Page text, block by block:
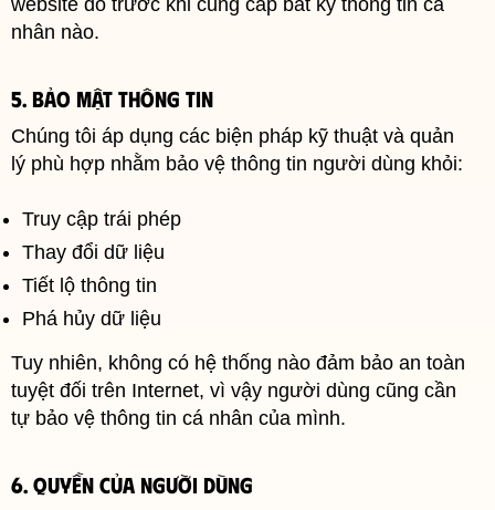
website đó trước khi cung cấp bất kỳ thông tin cá
nhân nào.
5. Bảo mật thông tin
Chúng tôi áp dụng các biện pháp kỹ thuật và quản
lý phù hợp nhằm bảo vệ thông tin người dùng khỏi:
Truy cập trái phép
Thay đổi dữ liệu
Tiết lộ thông tin
Phá hủy dữ liệu
Tuy nhiên, không có hệ thống nào đảm bảo an toàn
tuyệt đối trên Internet, vì vậy người dùng cũng cần
tự bảo vệ thông tin cá nhân của mình.
6. Quyền của người dùng